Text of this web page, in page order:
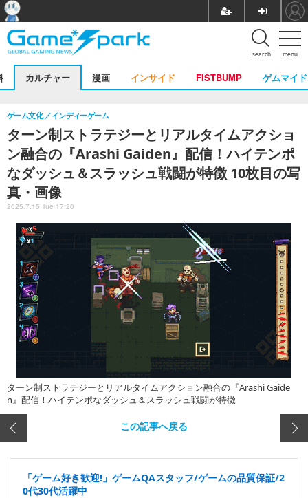
menu
search
カルチャー 漫画 インサイド FISTBUMP ゲムマイド
ターン制ストラテジーとリアルタイムアクショ
ン融合の『Arashi Gaiden』配信！ハイテンポ
なダッシュ＆スラッシュ戦闘が特徴 10枚目の写
真・画像
ゲーム文化 インディーゲーム
2025.7.15 Tue 17:20
ターン制ストラテジーとリアルタイムアクション融合の『Arashi Gaide
n』配信！ハイテンポなダッシュ＆スラッシュ戦闘が特徴
この記事へ戻る
「ゲーム好き歓迎!」ゲームQAスタッフ/ゲームの品質保証/2
0代30代活躍中